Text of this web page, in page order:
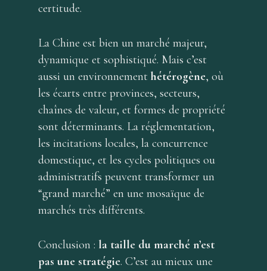
certitude.
La Chine est bien un marché majeur,
dynamique et sophistiqué. Mais c’est
aussi un environnement hétérogène, où
les écarts entre provinces, secteurs,
chaînes de valeur, et formes de propriété
sont déterminants. La réglementation,
les incitations locales, la concurrence
domestique, et les cycles politiques ou
administratifs peuvent transformer un
“grand marché” en une mosaïque de
marchés très différents.
Conclusion : la taille du marché n’est
pas une stratégie. C’est au mieux une